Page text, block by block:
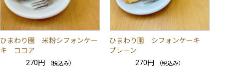
ひまわり園 米粉シフォンケー
キ ココア
270円
（税込み）
ひまわり園 シフォンケーキ
プレーン
270円
（税込み）